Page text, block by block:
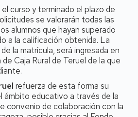
curso y terminado el plazo de
se valorarán todas las
alumnos que hayan superado
a la calificación obtenida. La
la matrícula, será ingresada en
Caja Rural de Teruel de la que
refuerza de esta forma su
ámbito educativo a través de la
convenio de colaboración con la